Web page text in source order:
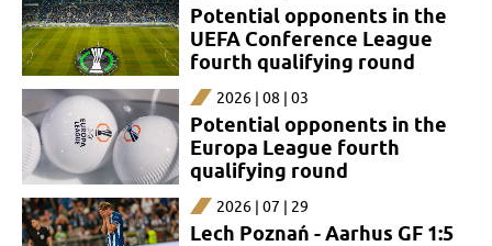
Potential opponents in the
UEFA Conference League
fourth qualifying round
2026 | 08 | 03
Potential opponents in the
Europa League fourth
qualifying round
2026 | 07 | 29
Lech Poznań - Aarhus GF 1:5